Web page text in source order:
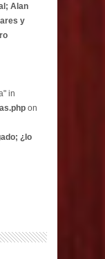
Alan
y
in
on
¿lo